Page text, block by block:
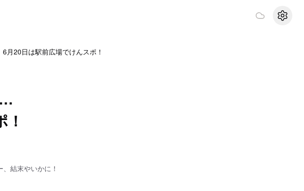
設定
20日は駅前広場でけんスポ！
結末やいかに！